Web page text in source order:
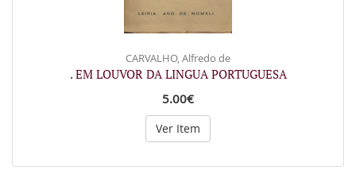
CARVALHO, Alfredo de
. EM LOUVOR DA LINGUA PORTUGUESA
5.00€
Ver Item